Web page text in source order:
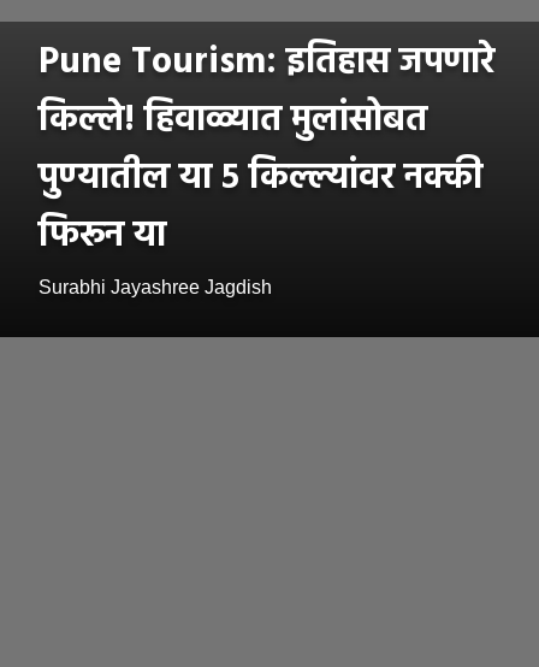
Pune Tourism: इतिहास जपणारे
किल्ले! हिवाळ्यात मुलांसोबत
पुण्यातील या ५ किल्ल्यांवर नक्की
फिरून या
Surabhi Jayashree Jagdish